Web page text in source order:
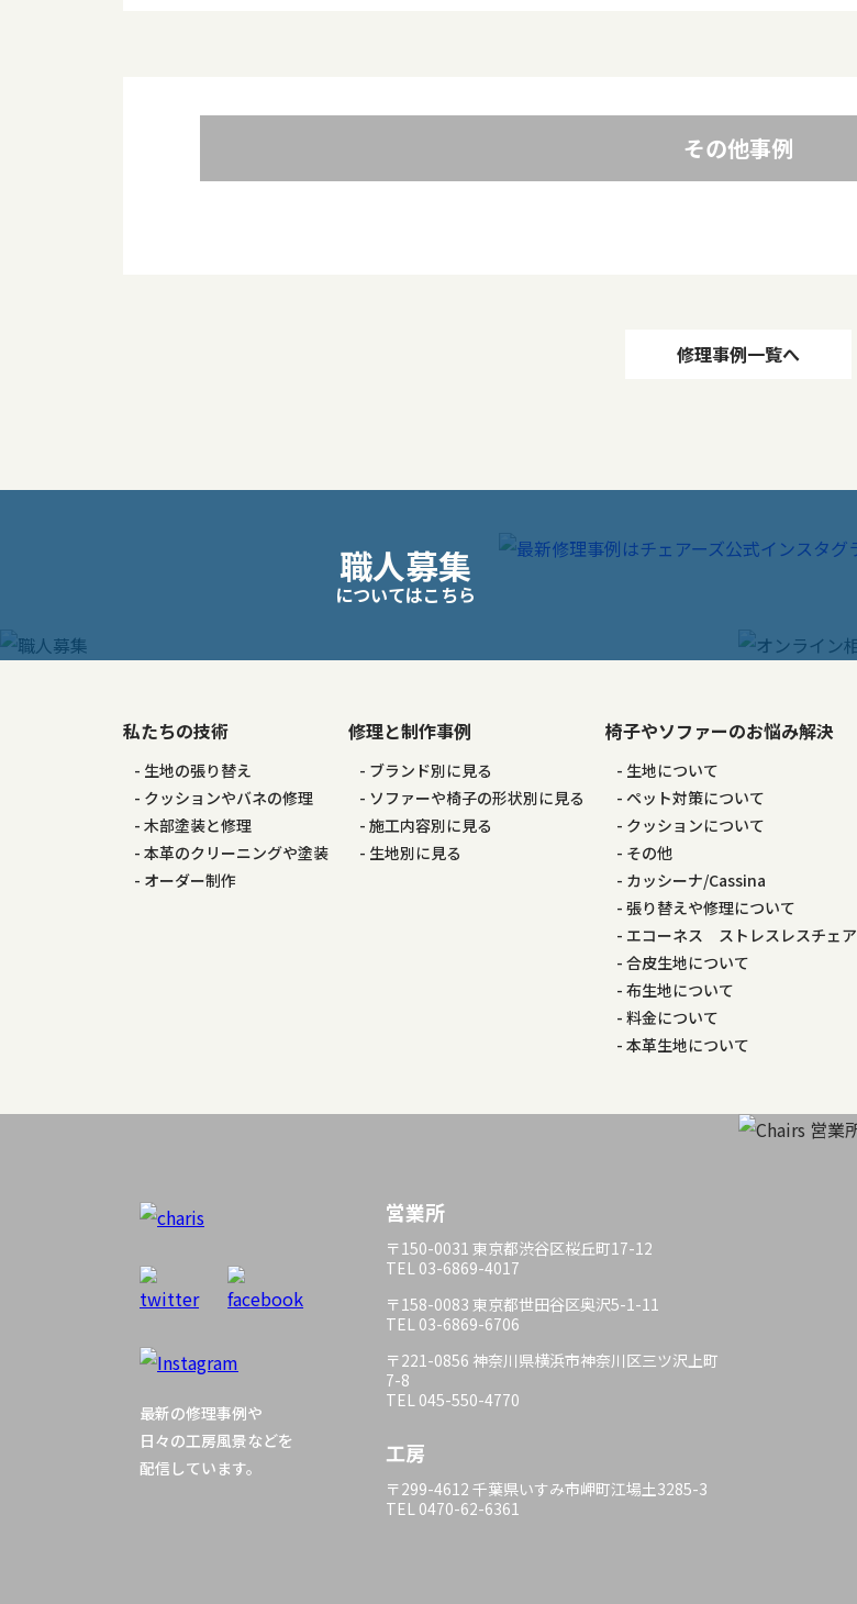
その他事例
ョ
ン
修理事例一覧へ
職人募集
についてはこちら
私たちの技術
生地の張り替え
クッションやバネの修理
木部塗装と修理
本革のクリーニングや塗装
オーダー制作
修理と制作事例
ブランド別に見る
ソファーや椅子の形状別に見る
施工内容別に見る
生地別に見る
椅子やソファーのお悩み解決
生地について
ペット対策について
クッションについて
その他
カッシーナ/Cassina
張り替えや修理について
エコーネス ストレスレスチェア
合皮生地について
布生地について
料金について
本革生地について
最新の修理事例や
日々の工房風景などを
配信しています。
営業所
〒150-0031 東京都渋谷区桜丘町17-12
TEL 03-6869-4017
〒158-0083 東京都世田谷区奥沢5-1-11
TEL 03-6869-6706
〒221-0856 神奈川県横浜市神奈川区三ツ沢上町
7-8
TEL 045-550-4770
工房
〒299-4612 千葉県いすみ市岬町江場土3285-3
TEL 0470-62-6361